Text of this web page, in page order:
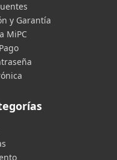
y Garantía
MiPC